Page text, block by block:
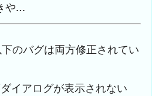
や…
のバグは両方修正されてい
イアログが表示されない